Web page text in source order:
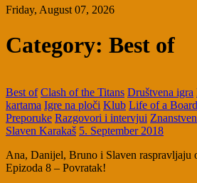
Friday, August 07, 2026
Category: Best of
Best of Clash of the Titans Društvena igra
kartama Igre na ploči Klub Life of a
Preporuke Razgovori i intervjui
Slaven Karakaš 5. September 2018
Ana, Danijel, Bruno i Slaven raspravljaju
Epizoda 8 – Povratak!